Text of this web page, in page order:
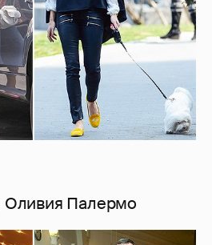
Оливия Палермо